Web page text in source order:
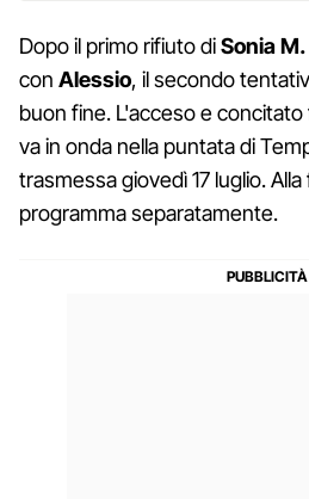
Dopo il primo rifiuto diSonia M.
con Alessio, il secondo
buon fine. L'acceso e
va in onda nella puntata di
trasmessa giovedì 17 luglio.
programma separatamente.